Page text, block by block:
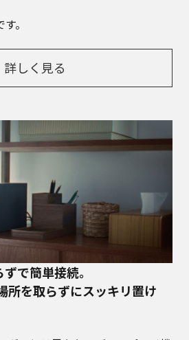
。
詳しく見る
で簡単接続。
所を取らずにスッキリ置け